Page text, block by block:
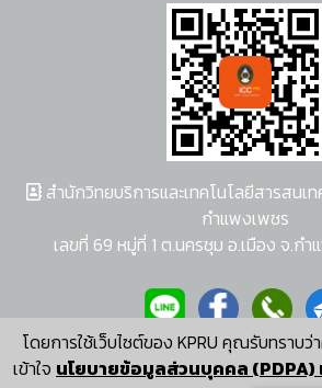
โดยการใช้เว็บไซต์ของ KPRU คุณรับทราบ
เข้าใจ นโยบายข้อมูลส่วนบุคคล (PDPA)
สำนักวิทยบริการและเทคโนโลยีสารสนเ
กำแพงเพชร
เลขที่ 69 หมู่ที่ 1 ต.นครชุม อ.เมือง จ.ก
ผู้พัฒนาระบบ อนุชา พวง